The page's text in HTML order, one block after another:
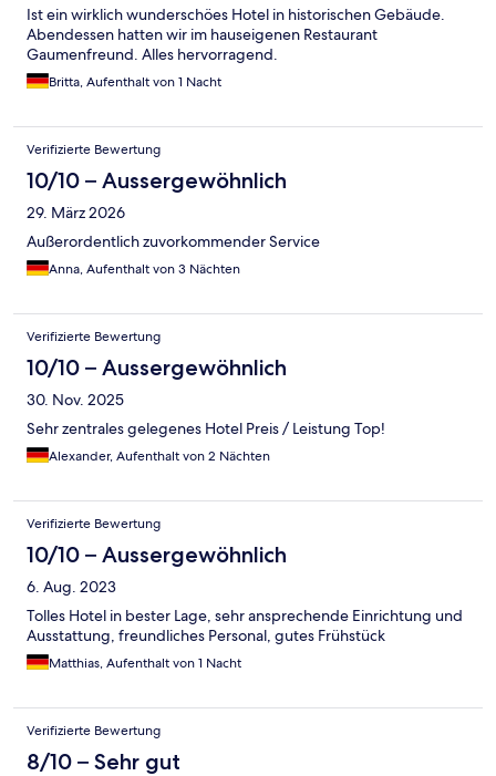
Ist ein wirklich wunderschöes Hotel in historischen Gebäude.
Abendessen hatten wir im hauseigenen Restaurant
Gaumenfreund. Alles hervorragend.
Britta, Aufenthalt von 1 Nacht
Verifizierte Bewertung
10/10 – Aussergewöhnlich
29. März 2026
Außerordentlich zuvorkommender Service
Anna, Aufenthalt von 3 Nächten
Verifizierte Bewertung
10/10 – Aussergewöhnlich
30. Nov. 2025
Sehr zentrales gelegenes Hotel Preis / Leistung Top!
Alexander, Aufenthalt von 2 Nächten
Verifizierte Bewertung
10/10 – Aussergewöhnlich
6. Aug. 2023
Tolles Hotel in bester Lage, sehr ansprechende Einrichtung und
Ausstattung, freundliches Personal, gutes Frühstück
Matthias, Aufenthalt von 1 Nacht
Verifizierte Bewertung
8/10 – Sehr gut